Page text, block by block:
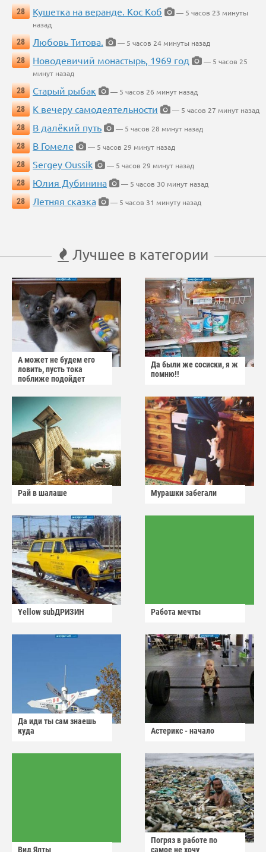
28 Кушетка на веранде. Кос Коб
— 5 часов 23 минуты
назад
28
Любовь Титова.
— 5 часов 24 минуты назад
28
Новодевичий монастырь, 1969 год
— 5 часов 25
минут назад
28
Старый рыбак
— 5 часов 26 минут назад
28
К вечеру самодеятельности
— 5 часов 27 минут назад
28
В далёкий путь
— 5 часов 28 минут назад
28
В Гомеле
— 5 часов 29 минут назад
28
Sergey Oussik
— 5 часов 29 минут назад
28
Юлия Дубинина
— 5 часов 30 минут назад
28
Летняя сказка — 5 часов 31 минуту назад
Лучшее в категории
А может не будем его
ловить, пусть тока
поближе подойдет
Да были же сосиски, я ж
помню!!
Рай в шалаше Мурашки забегали
Yellow subДРИЗИН Работа мечты
Да иди ты сам знаешь
куда
Астерикс - начало
Вид Ялты
Погряз в работе по
самое не хочу